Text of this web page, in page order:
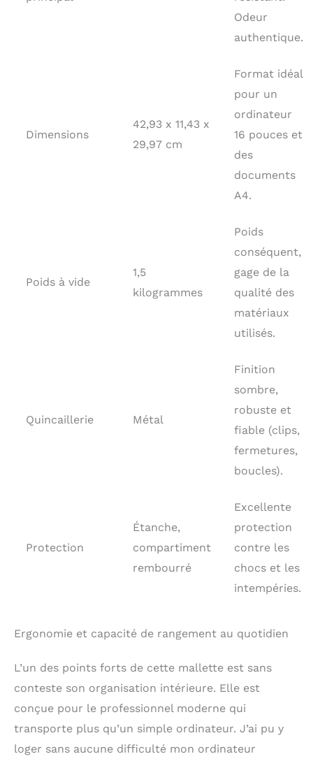
Odeur
authentique.
Dimensions
42,93 x 11,43 x
29,97 cm
Format idéal
pour un
ordinateur
16 pouces et
des
documents
A4.
Poids à vide
1,5
kilogrammes
Poids
conséquent,
gage de la
qualité des
matériaux
utilisés.
Quincaillerie Métal
Finition
sombre,
robuste et
fiable (clips,
fermetures,
boucles).
Protection
Étanche,
compartiment
rembourré
Excellente
protection
contre les
chocs et les
intempéries.
Ergonomie et capacité de rangement au quotidien
L’un des points forts de cette mallette est sans
conteste son organisation intérieure. Elle est
conçue pour le professionnel moderne qui
transporte plus qu’un simple ordinateur. J’ai pu y
loger sans aucune difficulté mon ordinateur